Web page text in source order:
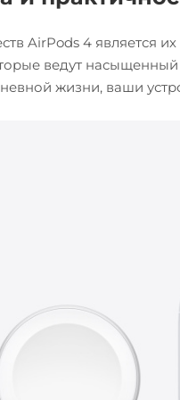
AirPods 4 является
ведут
жизни, ваши